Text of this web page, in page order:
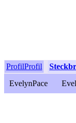
ProfilProfil
EvelynPace